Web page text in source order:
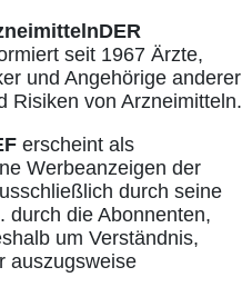
DER
seit 1967 Ärzte,
und Angehörige anderer
Risiken von Arzneimitteln.
erscheint als
Werbeanzeigen der
durch seine
durch die Abonnenten,
um Verständnis,
auszugsweise